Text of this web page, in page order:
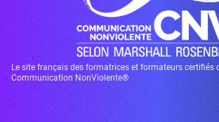
Le site français des formatrices et formateurs certifiés
Communication NonViolente®